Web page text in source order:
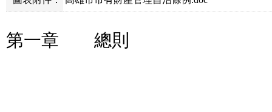
第一章 總則